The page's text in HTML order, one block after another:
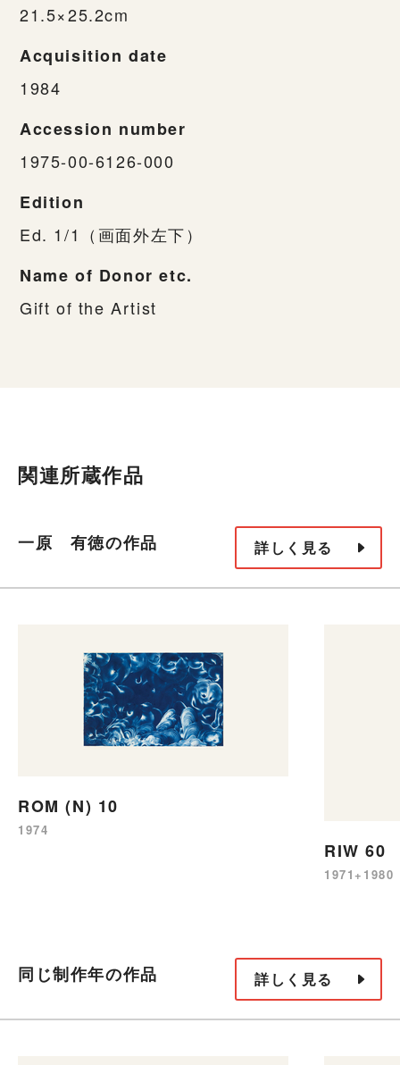
21.5×25.2cm
Acquisition date
1984
Accession number
1975-00-6126-000
Edition
Ed. 1/1（画面外左下）
Name of Donor etc.
Gift of the Artist
関連所蔵作品
一原 有徳の作品 詳しく見る
ROM (N) 10
1974
RIW 60
1971+1980
同じ制作年の作品 詳しく見る